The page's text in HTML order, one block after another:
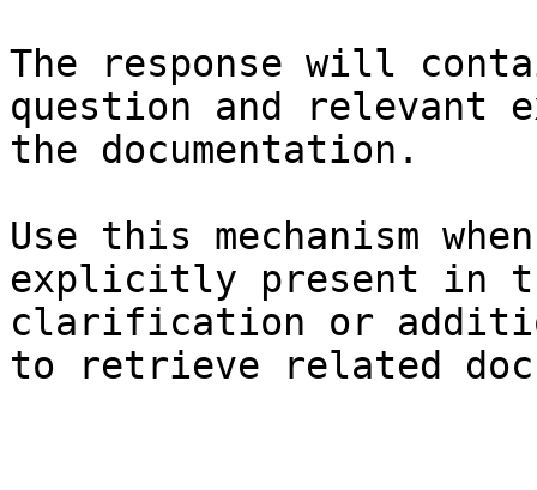
The response will
question and relevant
the documentation.
Use this mechanism
explicitly present in
clarification or